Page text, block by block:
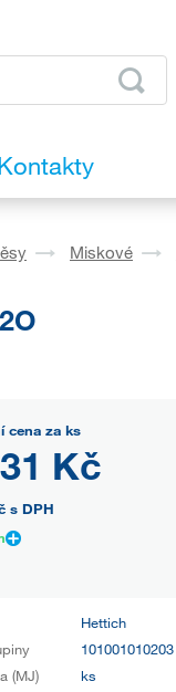
Miskové
cena za ks
Kč
s DPH
Hettich
101001010203
(MJ)
ks